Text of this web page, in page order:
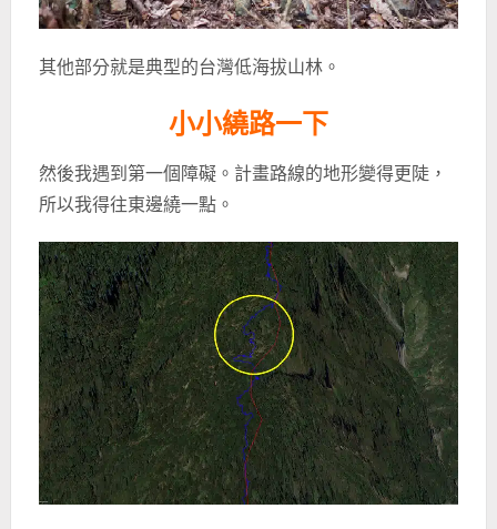
其他部分就是典型的台灣低海拔山林。
小小繞路一下
然後我遇到第一個障礙。計畫路線的地形變得更陡，
所以我得往東邊繞一點。